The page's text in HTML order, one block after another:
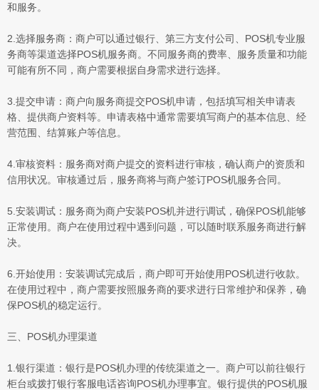
和服务。
2.选择服务商：商户可以通过银行、第三方支付公司、POS机专业服
务商等渠道选择POS机服务商。不同服务商的费率、服务质量和功能
可能有所不同，商户需要根据自身需求进行选择。
3.提交申请：商户向服务商提交POS机申请，包括填写相关申请表
格、提供商户资料等。申请表格中通常需要填写商户的基本信息、经
营范围、结算账户等信息。
4.审核资料：服务商对商户提交的资料进行审核，确认商户的资质和
信用状况。审核通过后，服务商将与商户签订POS机服务合同。
5.安装调试：服务商为商户安装POS机并进行调试，确保POS机能够
正常使用。商户在使用过程中遇到问题，可以随时联系服务商进行解
决。
6.开始使用：安装调试完成后，商户即可开始使用POS机进行收款。
在使用过程中，商户需要按照服务商的要求进行日常维护和保养，确
保POS机的稳定运行。
三、POS机办理渠道
1.银行渠道：银行是POS机办理的传统渠道之一。商户可以前往银行
柜台或拨打银行客服电话咨询POS机办理事宜。银行提供的POS机服